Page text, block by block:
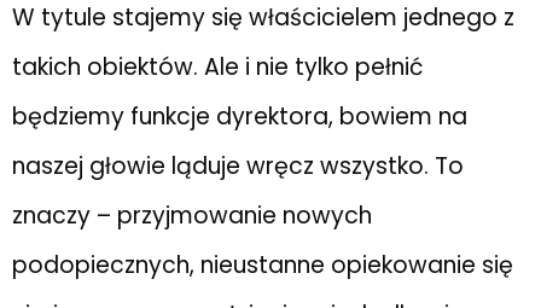
W tytule stajemy się właścicielem jednego z
takich obiektów. Ale i nie tylko pełnić
będziemy funkcje dyrektora, bowiem na
naszej głowie ląduje wręcz wszystko. To
znaczy – przyjmowanie nowych
podopiecznych, nieustanne opiekowanie się